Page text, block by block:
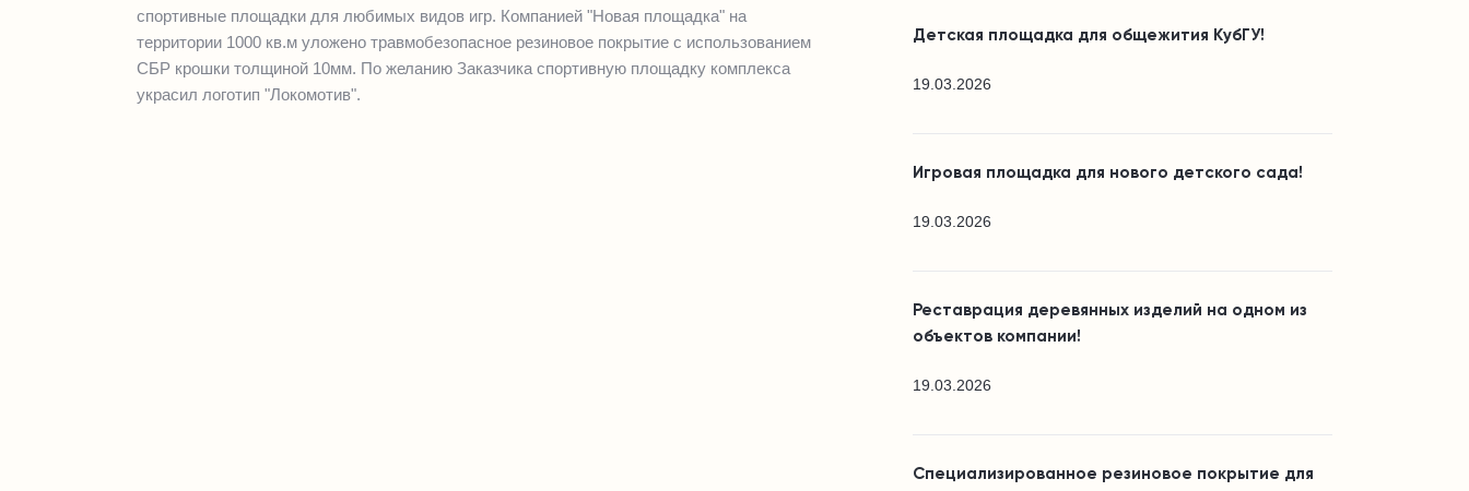
спортивные площадки для любимых видов игр. Компанией "Новая площадка" на
территории 1000 кв.м уложено травмобезопасное резиновое покрытие с использованием
СБР крошки толщиной 10мм. По желанию Заказчика спортивную площадку комплекса
украсил логотип "Локомотив".
Детская площадка для общежития КубГУ!
19.03.2026
Игровая площадка для нового детского сада!
19.03.2026
Реставрация деревянных изделий на одном из
объектов компании!
19.03.2026
Специализированное резиновое покрытие для